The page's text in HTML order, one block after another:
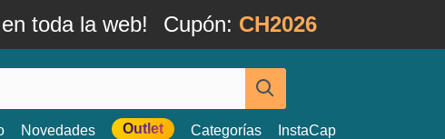
toda la web! Cupón: CH2026
Novedades Outlet Categorías InstaCap